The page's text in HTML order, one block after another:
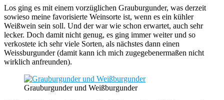
Los ging es mit einem vorzüglichen Grauburgunder, was derzeit
sowieso meine favorisierte Weinsorte ist, wenn es ein kühler
Weißwein sein soll. Und der war wie schon erwartet, auch sehr
lecker. Doch damit nicht genug, es ging immer weiter und so
verkostete ich sehr viele Sorten, als nächstes dann einen
Weissburgunder (damit kann ich mich zugegebenermaßen nicht
wirklich anfreunden).
Grauburgunder und Weißburgunder